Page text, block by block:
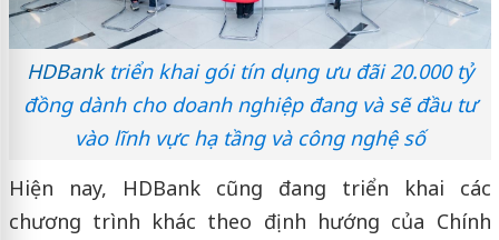
HDBank triển khai gói tín dụng ưu đãi 20.000 tỷ
đồng dành cho doanh nghiệp đang và sẽ đầu tư
vào lĩnh vực hạ tầng và công nghệ số
Hiện nay, HDBank cũng đang triển khai các
chương trình khác theo định hướng của Chính